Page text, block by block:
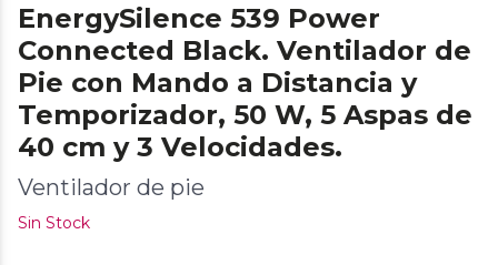
EnergySilence 539 Power
Connected Black. Ventilador de
Pie con Mando a Distancia y
Temporizador, 50 W, 5 Aspas de
40 cm y 3 Velocidades.
Ventilador de pie
Sin Stock